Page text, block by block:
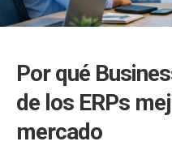
Por qué
de los ERPs
mercado